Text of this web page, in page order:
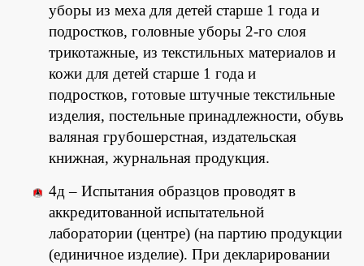
уборы из меха для детей старше 1 года и
подростков, головные уборы 2-го слоя
трикотажные, из текстильных материалов и
кожи для детей старше 1 года и
подростков, готовые штучные текстильные
изделия, постельные принадлежности, обувь
валяная грубошерстная, издательская
книжная, журнальная продукция.
4д – Испытания образцов проводят в
аккредитованной испытательной
лаборатории (центре) (на партию продукции
(единичное изделие). При декларировании